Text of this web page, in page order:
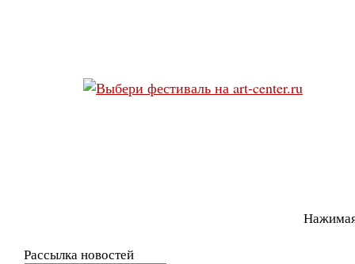
Рассылка новостей